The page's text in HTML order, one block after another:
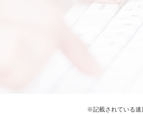
※記載されている速